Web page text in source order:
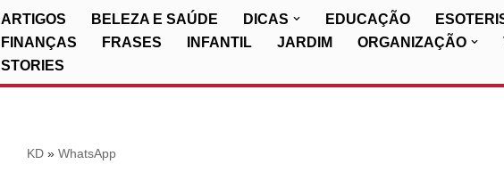
ARTIGOS BELEZA E SAÚDE DICAS EDUCAÇÃO
FINANÇAS
FRASES INFANTIL JARDIM ORGANIZAÇÃO
STORIES
KD» WhatsApp